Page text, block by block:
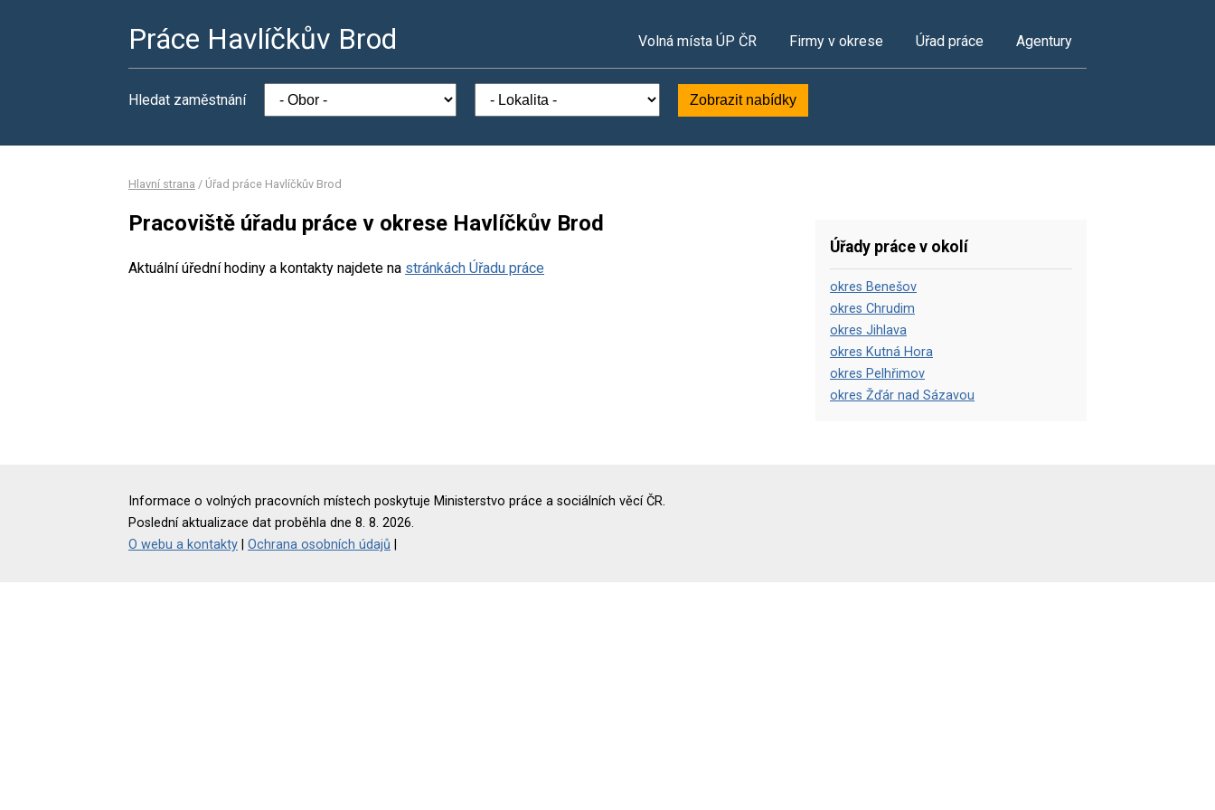
Práce Havlíčkův Brod Volná místa ÚP ČR Firmy v okrese Úřad práce Agentury
Hledat zaměstnání Zobrazit nabídky
Hlavní strana / Úřad práce Havlíčkův Brod
Pracoviště úřadu práce v okrese Havlíčkův Brod
Aktuální úřední hodiny a kontakty najdete na stránkách Úřadu práce
Úřady práce v okolí
okres Benešov
okres Chrudim
okres Jihlava
okres Kutná Hora
okres Pelhřimov
okres Žďár nad Sázavou
Informace o volných pracovních místech poskytuje Ministerstvo práce a sociálních věcí ČR.
Poslední aktualizace dat proběhla dne 8. 8. 2026.
O webu a kontakty
Ochrana osobních údajů